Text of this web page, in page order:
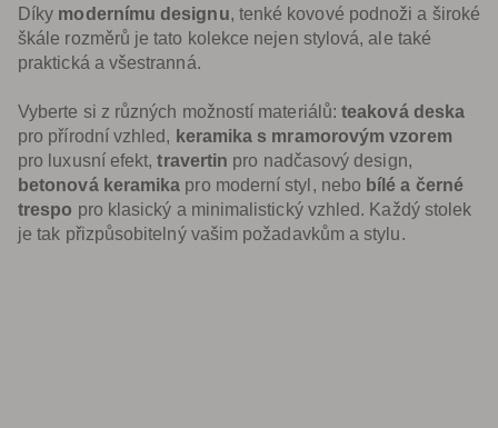
Díky modernímu designu, tenké kovové podnoži a široké
škále rozměrů je tato kolekce nejen stylová, ale také
praktická a všestranná.
Vyberte si z různých možností materiálů:teaková deska
pro přírodní vzhled, keramika s mramorovým vzorem
pro luxusní efekt,travertin pro nadčasový design,
betonová keramika pro moderní styl, nebo bílé a černé
trespo pro klasický a minimalistický vzhled. Každý stolek
je tak přizpůsobitelný vašim požadavkům a stylu.